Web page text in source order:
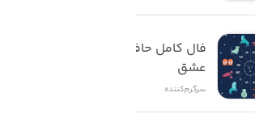
عشق
سرگرم‌کننده